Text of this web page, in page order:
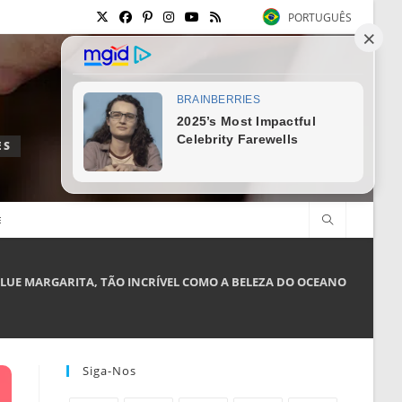
PORTUGUÊS
MARGARITA, TÃO INCRÍVEL COMO A BELEZA DO OCEANO
Siga-Nos